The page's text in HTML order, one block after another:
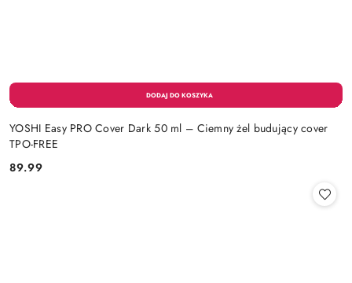
YOSHI Easy PRO Cover Dark 50 ml – Ciemny żel budujący cover
TPO-FREE
Cena:
89.99